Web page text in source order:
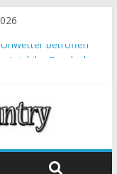
betroffen
Bundesliga
und Richards
Seewald führt
XCO-Rennen der